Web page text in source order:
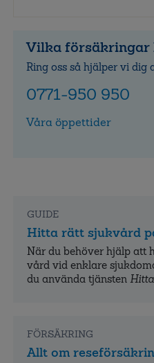
Vilka försäkringar
Ring oss så hjälper vi
0771-950 950
Våra öppettider
GUIDE
Hitta rätt sjukvård
När du behöver hjälp att
vård vid enklare
du använda tjänsten
FÖRSÄKRING
Allt om